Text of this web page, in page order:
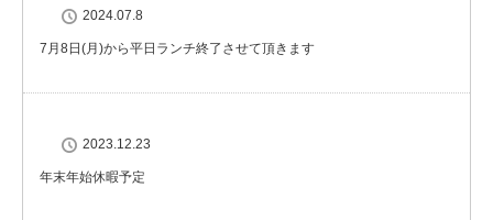
2024.07.8
7月8日(月)から平日ランチ終了させて頂きます
2023.12.23
年末年始休暇予定